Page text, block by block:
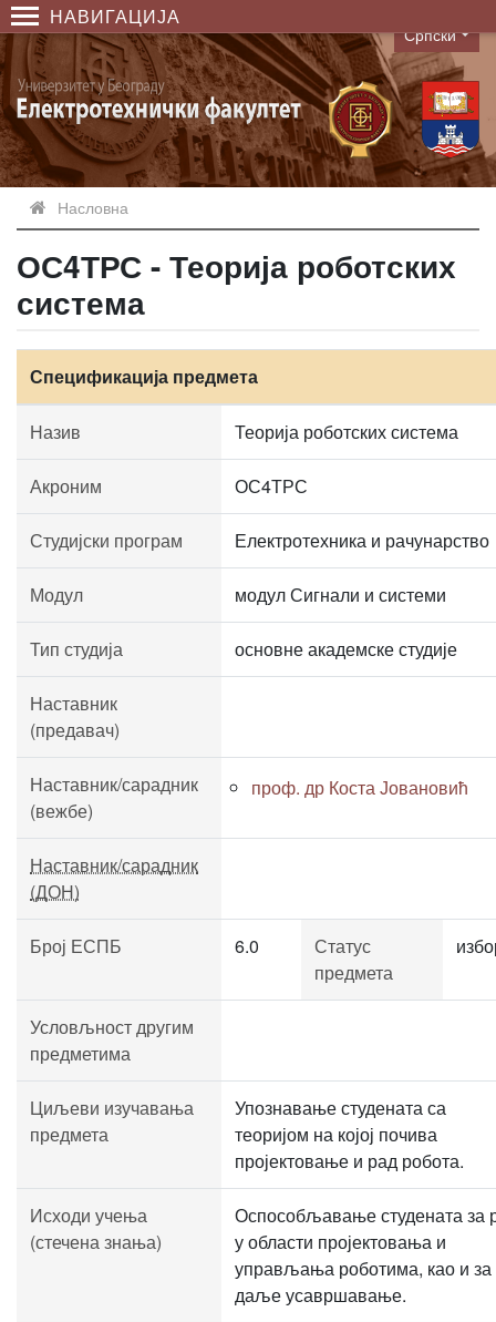
НАВИГАЦИЈА
Language
Српски
Насловна
ОС4ТРС - Теорија роботских
система
Спецификација предмета
Назив Теорија роботских система
Акроним ОС4ТРС
Студијски програм Електротехника и рачунарство
Модул модул Сигнали и системи
Тип студија основне академске студије
Наставник
(предавач)
Наставник/сарадник
(вежбе)
проф. др Коста Јовановић
Наставник/сарадник
(ДОН)
Број ЕСПБ 6.0
Статус
предмета
Условљност другим
предметима
Циљеви изучавања
предмета
Упознавање студената са
теоријом на којој почива
пројектовање и рад робота.
Исходи учења
(стечена знања)
Оспособљавање студената за
у области пројектовања и
управљања роботима, као и за
даље усавршавање.